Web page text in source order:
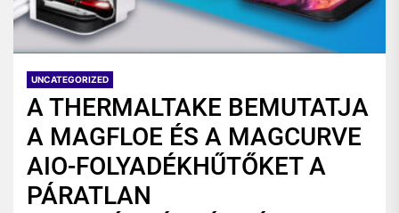
UNCATEGORIZED
A THERMALTAKE BEMUTATJA
A MAGFLOE ÉS A MAGCURVE
AIO-FOLYADÉKHŰTŐKET A
PÁRATLAN